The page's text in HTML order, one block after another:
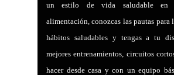
un estilo de vida saludable
alimentación, conozcas las pautas para
hábitos saludables y tengas a tu
mejores entrenamientos, circuitos
hacer desde casa y con un equipo